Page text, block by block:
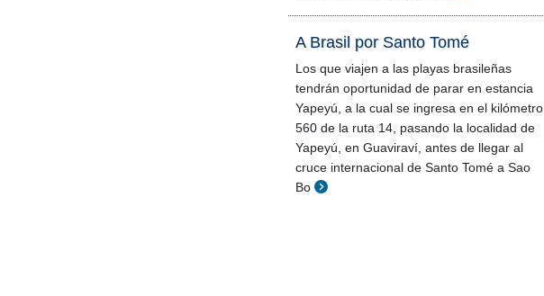
A Brasil por Santo Tomé
Los que viajen a las playas brasileñas
tendrán oportunidad de parar en estancia
Yapeyú, a la cual se ingresa en el kilómetro
560 de la ruta 14, pasando la localidad de
Yapeyú, en Guaviraví, antes de llegar al
cruce internacional de Santo Tomé a Sao
Bo